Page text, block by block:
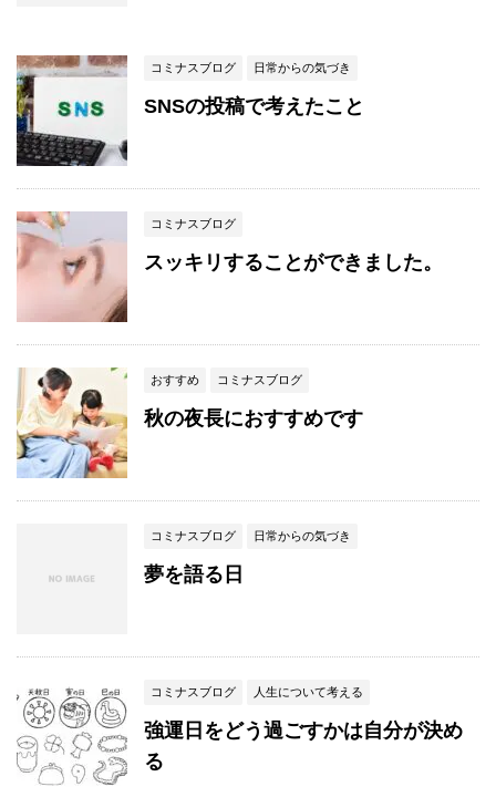
コミナスブログ 日常からの気づき
SNSの投稿で考えたこと
コミナスブログ
スッキリすることができました。
おすすめ コミナスブログ
秋の夜長におすすめです
コミナスブログ 日常からの気づき
夢を語る日
コミナスブログ 人生について考える
強運日をどう過ごすかは自分が決め
る